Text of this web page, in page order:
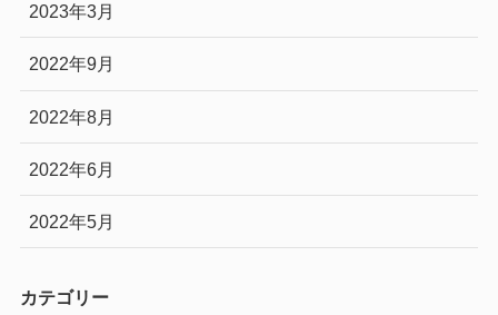
2023年3月
2022年9月
2022年8月
2022年6月
2022年5月
カテゴリー